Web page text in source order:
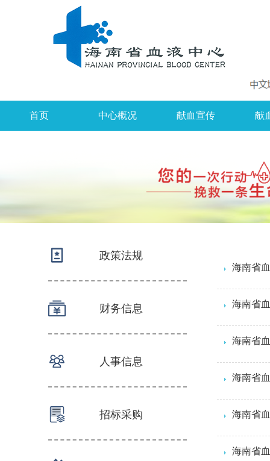
首页 中心概况 献血宣传 献
政策法规
财务信息
人事信息
招标采购
海南省
海南省